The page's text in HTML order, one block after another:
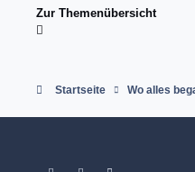
Zur Themenübersicht
Startseite Wo alles